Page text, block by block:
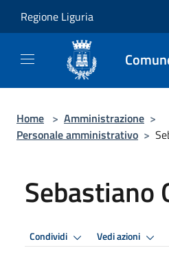
Regione Liguria
Home > Amministrazione >
Personale amministrativo >
Sebastiano
Condividi Vedi azioni